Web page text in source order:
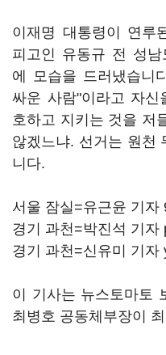
이재명 대통령이 연루
피고인 유동규 전 성
에 모습을 드러냈습니
싸운 사람"이라고 자
호하고 지키는 것을 저
않겠느냐. 선거는 원천
니다.
서울 잠실=유근윤 기자
경기 과천=박진석 기자
경기 과천=신유미 기자
이 기사는 뉴스토마토
최병호 공동체부장이